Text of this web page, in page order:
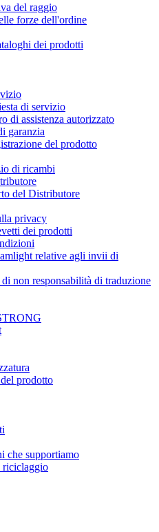
del raggio
forze dell'ordine
dei prodotti
di servizio
di assistenza autorizzato
garanzia
del prodotto
di ricambi
del Distributore
privacy
dei prodotti
relative agli invii di
non responsabilità di traduzione
prodotto
che supportiamo
riciclaggio